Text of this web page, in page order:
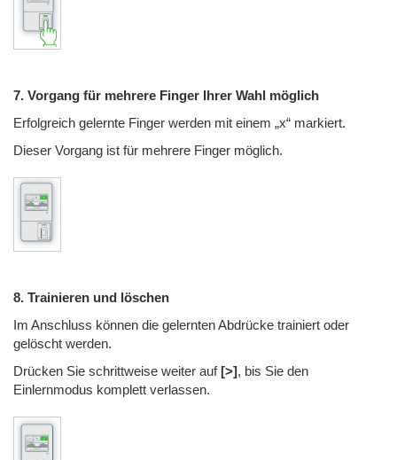
7. Vorgang für mehrere Finger Ihrer Wahl möglich
Erfolgreich gelernte Finger werden mit einem „x“ markiert.
Dieser Vorgang ist für mehrere Finger möglich.
8. Trainieren und löschen
Im Anschluss können die gelernten Abdrücke trainiert oder
gelöscht werden.
Drücken Sie schrittweise weiter auf[>], bis Sie den
Einlernmodus komplett verlassen.